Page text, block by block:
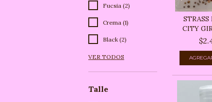
Fucsia (2)
Crema (1)
Black (2)
VER TODOS
Talle
STRASS
CITY